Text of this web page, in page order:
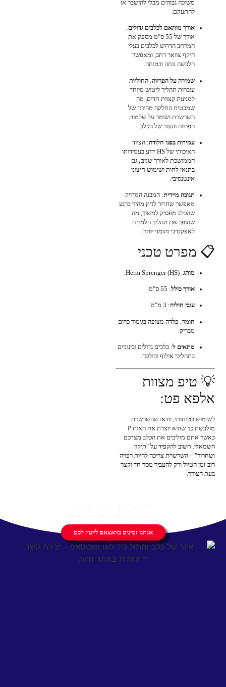
משיכה גבוהים מבלי להישבר או
להתעקם.
אורך מותאם לכלבים גדולים:
אורך של 55 ס"מ מספק את
המרחב הדרוש לכלבים בעלי
היקף צוואר רחב, ומאפשר
הלבשה נוחה ובטוחה.
שמירה על הפרווה: החוליות
עוברות תהליך ליטוש מיוחד
למניעת קצוות חדים, מה
שמבטיח החלקה מהירה של
השרשרת ושומר על שלמות
הפרווה והעור של הכלב.
עמידות בפני חלודה: הציוד
האיכותי של HS ידוע בעמידותו
הממושכת לאורך שנים, גם
בתנאי לחות ושימוש חיצוני
אינטנסיבי.
תגובה מיידית: המבנה המדויק
מאפשר שחרור לחץ מהיר ברגע
שהכלב מפסיק למשוך, מה
שהופך את תהליך הלמידה
לאפקטיבי והומני יותר.
📋 מפרט טכני
מותג: Herm Sprenger (HS).
אורך כולל: 55 ס"מ.
עובי חוליה: 3 מ"מ.
חומר: פלדה מצופה בגימור כרום
מבריק.
מתאים ל: כלבים גדולים ובינוניים
בתהליכי אילוף והולכה.
💡 טיפ מצוות
אלפא פט:
לשימוש בטיחותי, וודאו שהשרשרת
מולבשת כך שהיא יוצרת את האות P
כאשר אתם מוליכים את הכלב מצדכם
השמאלי. חשוב להקפיד על "תיקון
ושחרור" – השרשרת צריכה להיות רפויה
רוב זמן הטיול ורק להעביר מסר חד וקצר
בעת הצורך.
אנחנו זמינים בוואצאפ לייעץ לכם